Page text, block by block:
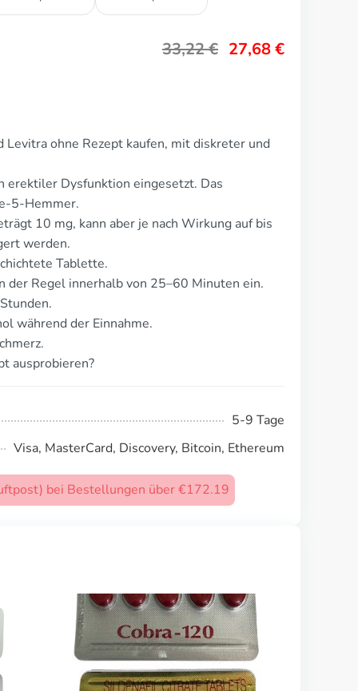
33,22€ 27,68€
ohne Rezept kaufen, mit diskreter und
erektiler Dysfunktion eingesetzt. Das
5-Hemmer.
10 mg, kann aber je nach Wirkung auf bis
werden.
Tablette.
der Regel innerhalb von 25–60 Minuten ein.
während der Einnahme.
ausprobieren?
5-9 Tage
Visa, MasterCard, Discovery, Bitcoin, Ethereum
bei Bestellungen über €172.19